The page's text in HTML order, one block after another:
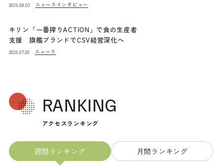
2026.08.03 ニュース インタビュー
キリン「一番搾りACTION」で食の生産者
支援 旗艦ブランドでCSV経営深化へ
2026.07.30 ニュース
RANKING
アクセスランキング
週間ランキング 月間ランキング